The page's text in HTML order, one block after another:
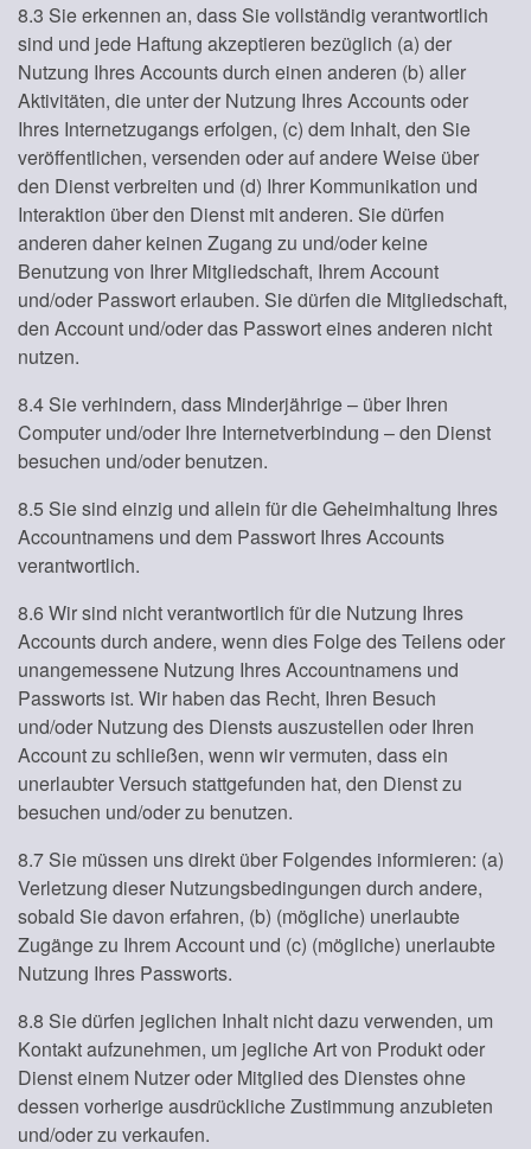
8.3 Sie erkennen an, dass Sie vollständig verantwortlich
sind und jede Haftung akzeptieren bezüglich (a) der
Nutzung Ihres Accounts durch einen anderen (b) aller
Aktivitäten, die unter der Nutzung Ihres Accounts oder
Ihres Internetzugangs erfolgen, (c) dem Inhalt, den Sie
veröffentlichen, versenden oder auf andere Weise über
den Dienst verbreiten und (d) Ihrer Kommunikation und
Interaktion über den Dienst mit anderen. Sie dürfen
anderen daher keinen Zugang zu und/oder keine
Benutzung von Ihrer Mitgliedschaft, Ihrem Account
und/oder Passwort erlauben. Sie dürfen die Mitgliedschaft,
den Account und/oder das Passwort eines anderen nicht
nutzen.
8.4 Sie verhindern, dass Minderjährige – über Ihren
Computer und/oder Ihre Internetverbindung – den Dienst
besuchen und/oder benutzen.
8.5 Sie sind einzig und allein für die Geheimhaltung Ihres
Accountnamens und dem Passwort Ihres Accounts
verantwortlich.
8.6 Wir sind nicht verantwortlich für die Nutzung Ihres
Accounts durch andere, wenn dies Folge des Teilens oder
unangemessene Nutzung Ihres Accountnamens und
Passworts ist. Wir haben das Recht, Ihren Besuch
und/oder Nutzung des Diensts auszustellen oder Ihren
Account zu schließen, wenn wir vermuten, dass ein
unerlaubter Versuch stattgefunden hat, den Dienst zu
besuchen und/oder zu benutzen.
8.7 Sie müssen uns direkt über Folgendes informieren: (a)
Verletzung dieser Nutzungsbedingungen durch andere,
sobald Sie davon erfahren, (b) (mögliche) unerlaubte
Zugänge zu Ihrem Account und (c) (mögliche) unerlaubte
Nutzung Ihres Passworts.
8.8 Sie dürfen jeglichen Inhalt nicht dazu verwenden, um
Kontakt aufzunehmen, um jegliche Art von Produkt oder
Dienst einem Nutzer oder Mitglied des Dienstes ohne
dessen vorherige ausdrückliche Zustimmung anzubieten
und/oder zu verkaufen.